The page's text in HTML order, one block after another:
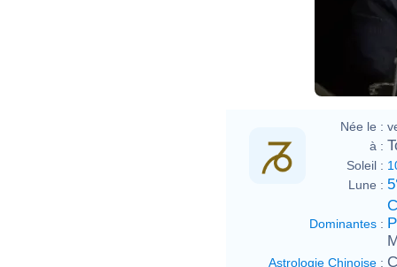
Née le :
à :
Soleil :
Lune :
Dominantes :
Astrologie Chinoise :